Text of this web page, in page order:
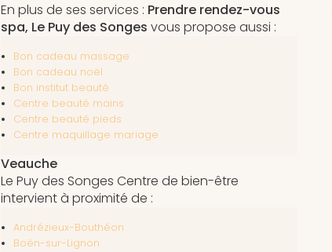
En plus de ses services : Prendre rendez-vous
spa, Le Puy des Songes vous propose aussi :
Bon cadeau massage
Bon cadeau noël
Bon institut beauté
Centre beauté mains
Centre beauté pieds
Centre maquillage mariage
Veauche
Le Puy des Songes Centre de bien-être
intervient à proximité de :
Andrézieux-Bouthéon
Boën-sur-Lignon